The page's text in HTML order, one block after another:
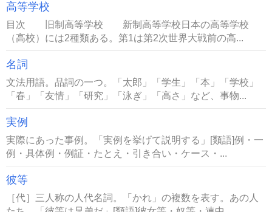
高等学校
目次 旧制高等学校 新制高等学校日本の高等学校
（高校）には2種類ある。第1は第2次世界大戦前の高...
名詞
文法用語。品詞の一つ。「太郎」「学生」「本」「学校」
「春」「友情」「研究」「泳ぎ」「高さ」など、事物...
実例
実際にあった事例。「実例を挙げて説明する」[類語]例・一
例・具体例・例証・たとえ・引き合い・ケース・...
彼等
［代］三人称の人代名詞。「かれ」の複数を表す。あの人